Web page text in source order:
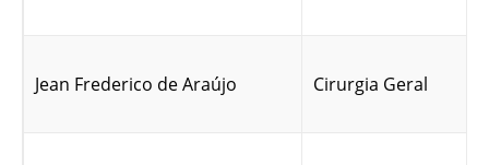
Jean Frederico de Araújo Cirurgia Geral